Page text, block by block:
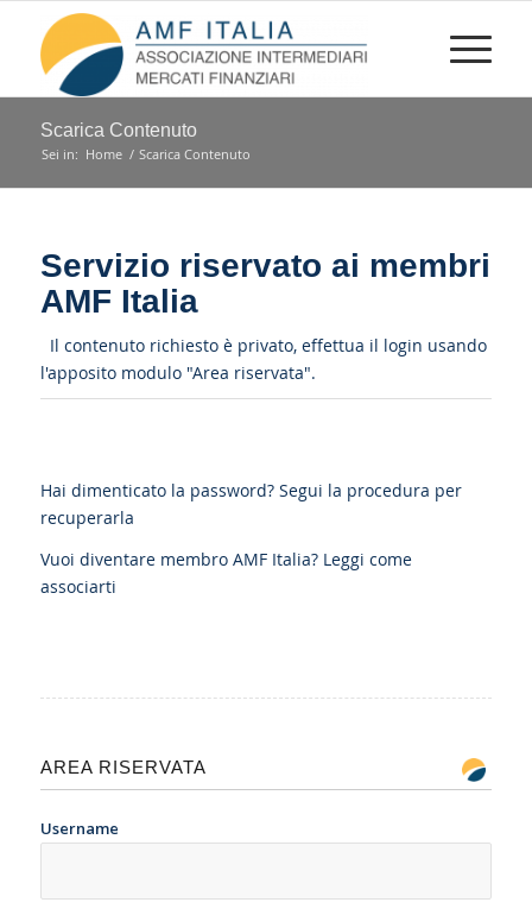
Scarica Contenuto
Sei in: Home / Scarica Contenuto
Servizio riservato ai membri
AMF Italia
Il contenuto richiesto è privato, effettua il login usando
l'apposito modulo "Area riservata".
Hai dimenticato la password? Segui la procedura per
recuperarla
Vuoi diventare membro AMF Italia? Leggi come
associarti
AREA RISERVATA
Username